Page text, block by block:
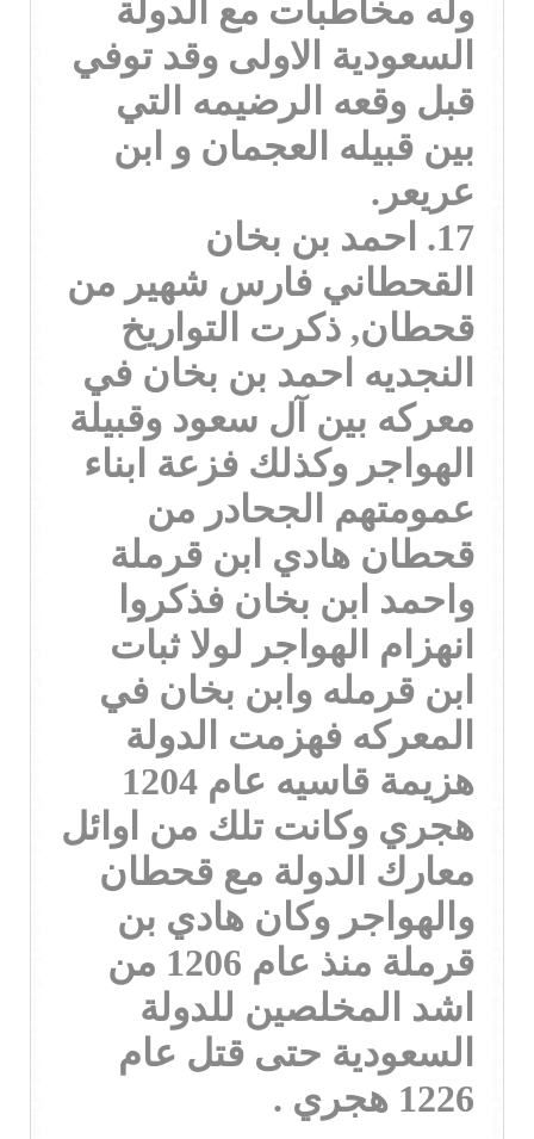
وله مخاطبات مع الدولة
السعودية الاولى وقد توفي
قبل وقعه الرضيمه التي
بين قبيله العجمان و ابن
عريعر.
17. احمد بن بخان
القحطاني فارس شهير من
قحطان, ذكرت التواريخ
النجديه احمد بن بخان في
معركه بين آل سعود وقبيلة
الهواجر وكذلك فزعة ابناء
عمومتهم الجحادر من
قحطان هادي ابن قرملة
واحمد ابن بخان فذكروا
انهزام الهواجر لولا ثبات
ابن قرمله وابن بخان في
المعركه فهزمت الدولة
هزيمة قاسيه عام 1204
هجري وكانت تلك من اوائل
معارك الدولة مع قحطان
والهواجر وكان هادي بن
قرملة منذ عام 1206 من
اشد المخلصين للدولة
السعودية حتى قتل عام
1226 هجري .